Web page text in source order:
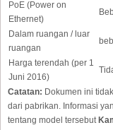
PoE (Power on
Ethernet)
Dalam ruangan / luar
ruangan
Harga terendah (per 1
Juni 2016)
Catatan: Dokumen ini
dari pabrikan. Informasi
tentang model tersebut